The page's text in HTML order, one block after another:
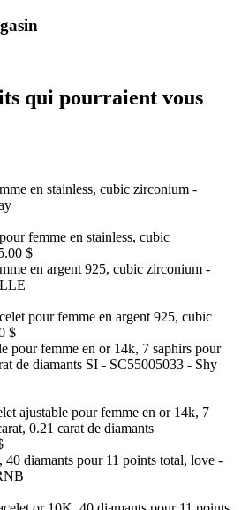
qui pourraient vous
femme en stainless, cubic
$
pour femme en argent 925, cubic
$
ajustable pour femme en or 14k, 7
0.21 carat de diamants